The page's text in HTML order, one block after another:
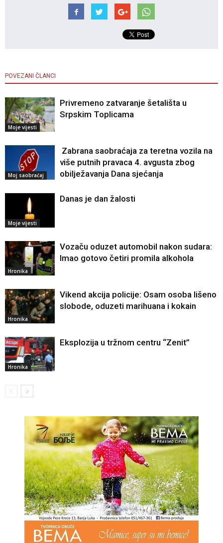
POVEZANI ČLANCI
Moje vijesti
Privremeno zatvaranje šetališta u
Srpskim Toplicama
Moj saobraćaj
Zabrana saobraćaja za teretna vozila na
više putnih pravaca 4. avgusta zbog
obilježavanja Dana sjećanja
Moje vijesti
Danas je dan žalosti
Hronika
Vozaču oduzet automobil nakon sudara:
Imao gotovo četiri promila alkohola
Hronika
Vikend akcija policije: Osam osoba lišeno
slobode, oduzeti marihuana i kokain
Hronika
Eksplozija u tržnom centru “Zenit”